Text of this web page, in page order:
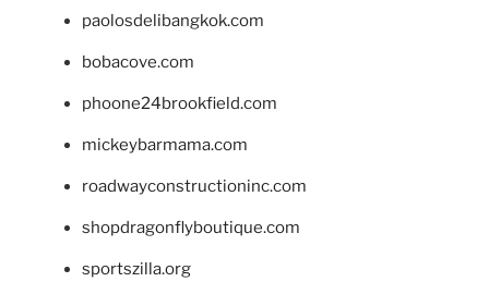
paolosdelibangkok.com
bobacove.com
phoone24brookfield.com
mickeybarmama.com
roadwayconstructioninc.com
shopdragonflyboutique.com
sportszilla.org